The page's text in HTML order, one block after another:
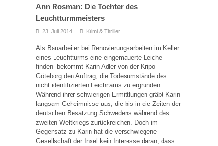
Ann Rosman: Die Tochter des
Leuchtturmmeisters
23. Juli 2014 Krimi & Thriller
Als Bauarbeiter bei Renovierungsarbeiten im Keller
eines Leuchtturms eine eingemauerte Leiche
finden, bekommt Karin Adler von der Kripo
Göteborg den Auftrag, die Todesumstände des
nicht identifizierten Leichnams zu ergründen.
Während ihrer schwierigen Ermittlungen gräbt Karin
langsam Geheimnisse aus, die bis in die Zeiten der
deutschen Besatzung Schwedens während des
zweiten Weltkriegs zurückreichen. Doch im
Gegensatz zu Karin hat die verschwiegene
Gesellschaft der Insel kein Interesse daran, dass